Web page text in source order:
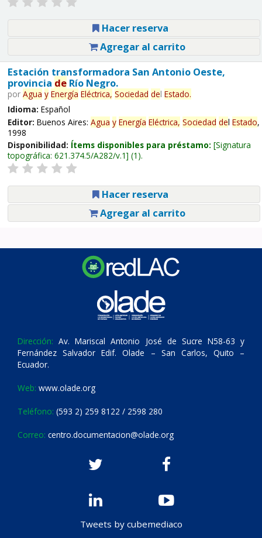
Hacer reserva
Agregar al carrito
Estación transformadora San Antonio Oeste,
provincia deRío Negro.
por Agua y Energía Eléctrica, Sociedad del Estado.
Idioma: Español
Editor: Buenos Aires: Agua y Energía Eléctrica, Sociedad del Estado,
1998
Disponibilidad: Ítems disponibles para préstamo: Signatura
topográfica: 621.374.5/A282/v.1 (1).
Hacer reserva
Agregar al carrito
Dirección: Av. Mariscal Antonio José de Sucre N58-63 y
Fernández Salvador Edif. Olade – San Carlos, Quito –
Ecuador.
Web: www.olade.org
Teléfono: (593 2) 259 8122 / 2598 280
Correo: centro.documentacion@olade.org
Tweets by cubemediaco